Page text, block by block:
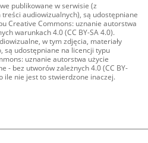
publikowane w serwisie (z
treści audiowizualnych), są udostępniane
Creative Commons: uznanie autorstwa
warunkach 4.0 (CC BY-SA 4.0).
w tym zdjęcia, materiały
są udostępniane na licencji typu
uznanie autorstwa użycie
- bez utworów zależnych 4.0 (CC BY-
ile nie jest to stwierdzone inaczej.